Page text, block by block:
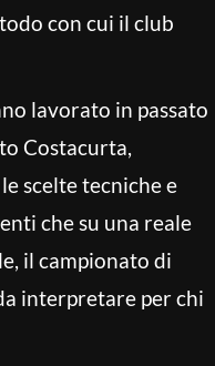
con cui il club
lavorato in passato
Costacurta,
scelte tecniche e
che su una reale
il campionato di
interpretare per chi